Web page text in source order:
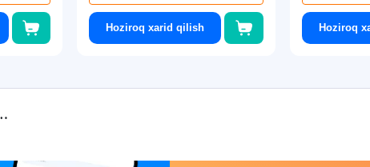
Hoziroq xarid qilish Hoziroq